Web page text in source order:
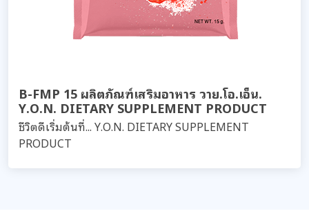
B-FMP 15 ผลิตภัณฑ์เสริมอาหาร วาย.โอ.เอ็น.
Y.O.N. DIETARY SUPPLEMENT PRODUCT
ชีวิตดีเริ่มต้นที่... Y.O.N. DIETARY SUPPLEMENT
PRODUCT